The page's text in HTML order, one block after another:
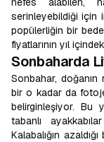
serinleyebildiği için
popülerliğin bir
fiyatlarının yıl
Sonbaharda
Sonbahar,
bir o kadar da
belirginleşiyor. Bu
tabanlı
Kalabalığın